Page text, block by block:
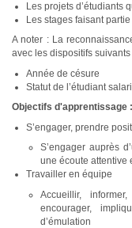
Les projets d’étudiants
Les stages faisant
A noter : La
avec les dispositifs suivants
Année de césure
Statut de l’étudiant
Objectifs d'apprentissage :
S’engager, prendre
S’engager auprès
une écoute attentive
Travailler en équipe
Accueillir,
encourager,
d’émulation